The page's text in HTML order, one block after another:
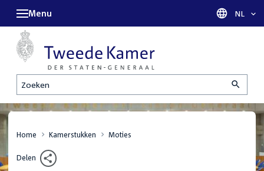
Zoeken
Menu Taal
NL
Home Kamerstukken Moties
Delen